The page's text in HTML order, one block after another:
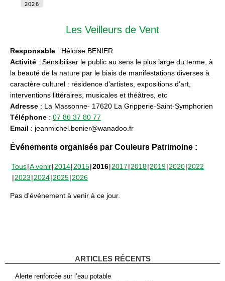
2026
Les Veilleurs de Vent
Responsable : Héloïse BENIER
Activité : Sensibiliser le public au sens le plus large du terme, à
la beauté de la nature par le biais de manifestations diverses à
caractère culturel : résidence d’artistes, expositions d’art,
interventions littéraires, musicales et théâtres, etc
Adresse : La Massonne- 17620 La Gripperie-Saint-Symphorien
Téléphone : 07 86 37 80 77
Email : jeanmichel.benier@wanadoo.fr
Événements organisés par Couleurs Patrimoine :
Tous A venir 2014 2015 2016 2017 2018 2019 2020 2022
2023 2024 2025 2026
Pas d'événement à venir à ce jour.
ARTICLES RÉCENTS
Alerte renforcée sur l’eau potable